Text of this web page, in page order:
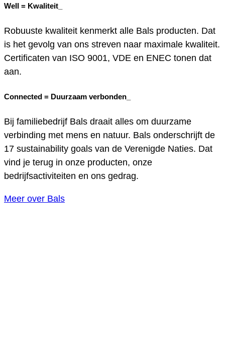
Well = Kwaliteit_
Robuuste kwaliteit kenmerkt alle Bals producten. Dat
is het gevolg van ons streven naar maximale kwaliteit.
Certificaten van ISO 9001, VDE en ENEC tonen dat
aan.
Connected = Duurzaam verbonden_
Bij familiebedrijf Bals draait alles om duurzame
verbinding met mens en natuur. Bals onderschrijft de
17 sustainability goals van de Verenigde Naties. Dat
vind je terug in onze producten, onze
bedrijfsactiviteiten en ons gedrag.
Meer over Bals